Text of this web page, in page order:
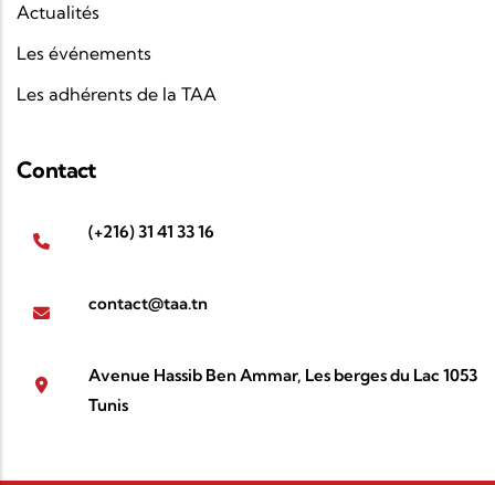
Actualités
Les événements
Les adhérents de la TAA
Contact
(+216) 31 41 33 16
contact@taa.tn
Avenue Hassib Ben Ammar, Les berges du Lac 1053
Tunis